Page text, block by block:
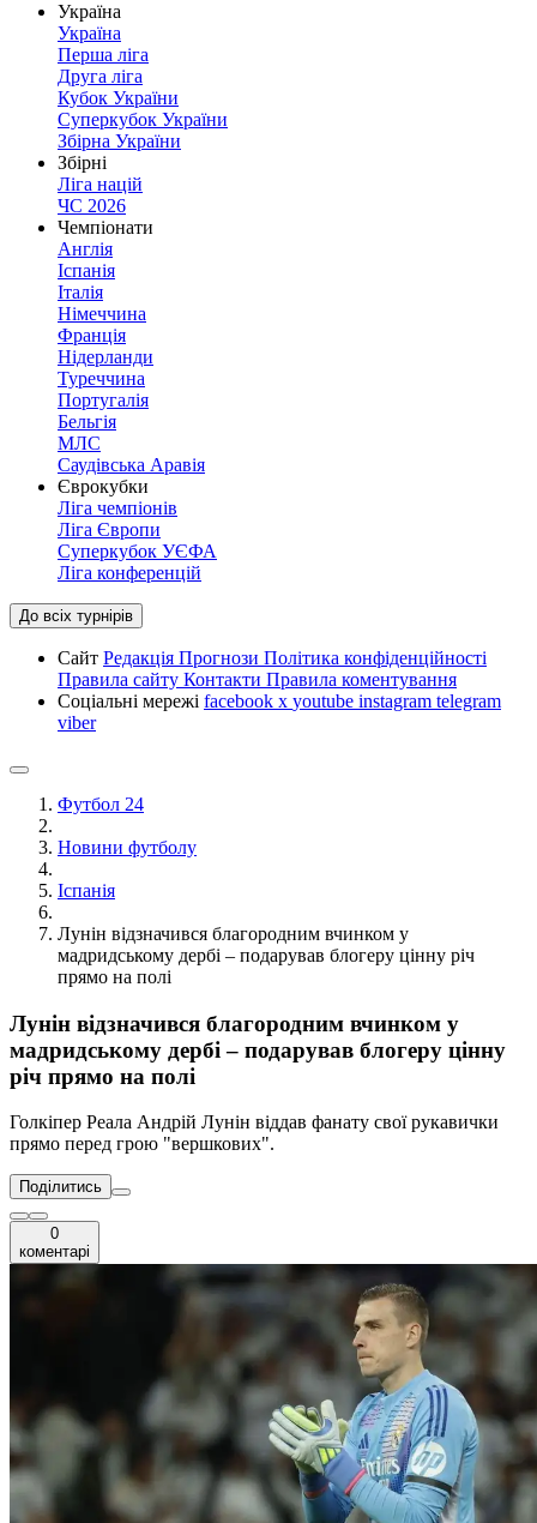
Україна
Україна
Перша ліга
Друга ліга
Кубок України
Суперкубок України
Збірна України
Збірні
Ліга націй
ЧС 2026
Чемпіонати
Англія
Іспанія
Італія
Німеччина
Франція
Нідерланди
Туреччина
Португалія
Бельгія
МЛС
Саудівська Аравія
Єврокубки
Ліга чемпіонів
Ліга Європи
Суперкубок УЄФА
Ліга конференцій
До всіх турнірів
Сайт Редакція Прогнози Політика конфіденційності
Правила сайту Контакти Правила коментування
Соціальні мережі facebook x youtube instagram telegram
viber
Футбол 24
Новини футболу
Іспанія
Лунін відзначився благородним вчинком у
мадридському дербі – подарував блогеру цінну річ
прямо на полі
Лунін відзначився благородним вчинком у
мадридському дербі – подарував блогеру цінну
річ прямо на полі
Голкіпер Реала Андрій Лунін віддав фанату свої рукавички
прямо перед грою "вершкових".
Поділитись
0
коментарі